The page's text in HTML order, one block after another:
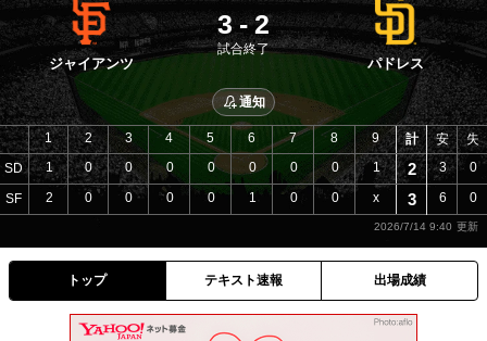
ジャイアンツ
3 - 2
試合終了
パドレス
通知
SD
SF
1 2 3 4 5 6 7 8
9
1
0 0 0 0 0 0 0
1
2
0 0 0 0 1 0 0 x
計 安 失
2 3 0
3 6 0
2026/7/14 9:40
トップ テキスト速報 出場成績